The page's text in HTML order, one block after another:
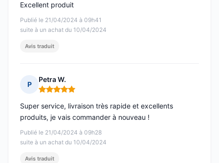
Publié le 21/04/2024 à 09h41
suite à un achat du 10/04/2024
Excellent produit
Avis traduit
P
Petra W.
Note : 5 sur 5
Publié le 21/04/2024 à 09h28
suite à un achat du 10/04/2024
Super service, livraison très rapide et excellents
produits, je vais commander à nouveau !
Avis traduit